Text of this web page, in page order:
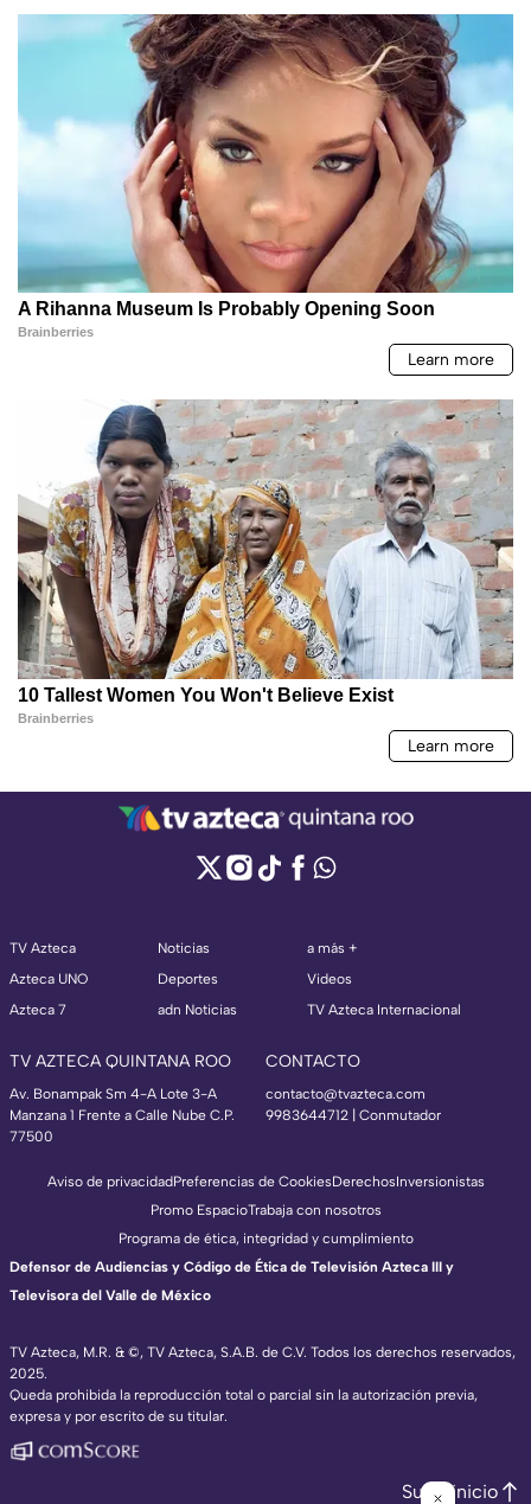
TV Azteca
Azteca UNO
Azteca 7
Noticias
Deportes
adn Noticias
a más +
Videos
TV Azteca Internacional
TV AZTECA QUINTANA ROO
Av. Bonampak Sm 4-A Lote 3-A
Manzana 1 Frente a Calle Nube C.P.
77500
CONTACTO
contacto@tvazteca.com
9983644712 | Conmutador
TV Azteca, M.R. & ©, TV Azteca, S.A.B. de C.V. Todos los derechos reservados,
2025.
Queda prohibida la reproducción total o parcial sin la autorización previa,
expresa y por escrito de su titular.
Aviso de privacidadPreferencias de CookiesDerechosInversionistas
Promo EspacioTrabaja con nosotros
Programa de ética, integridad y cumplimiento
Defensor de Audiencias y Código de Ética de Televisión Azteca III y
Televisora del Valle de México
Subir inicio